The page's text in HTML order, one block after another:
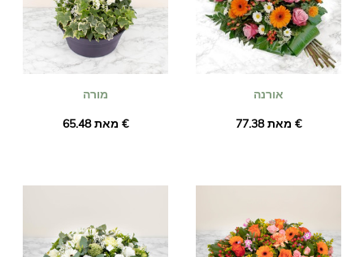
מורה
מאת ‏65.48 €
אורנה
מאת ‏77.38 €